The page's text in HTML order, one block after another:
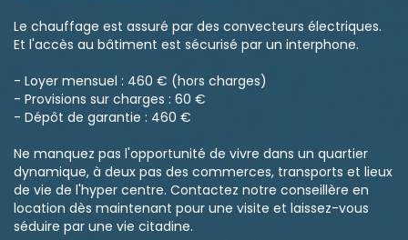
Le chauffage est assuré par des convecteurs électriques.
Et l'accès au bâtiment est sécurisé par un interphone.
- Loyer mensuel : 460 € (hors charges)
- Provisions sur charges : 60 €
- Dépôt de garantie : 460 €
Ne manquez pas l'opportunité de vivre dans un quartier
dynamique, à deux pas des commerces, transports et lieux
de vie de l'hyper centre. Contactez notre conseillère en
location dès maintenant pour une visite et laissez-vous
séduire par une vie citadine.